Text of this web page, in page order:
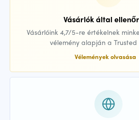
Vásárlók által
Vásárlóink 4,7/5-re értékelnek
vélemény alapján a Trusted
Vélemények olvasása